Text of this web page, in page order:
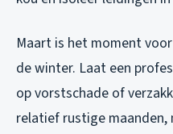
Maart is het moment
de winter. Laat een
op vorstschade of
relatief rustige